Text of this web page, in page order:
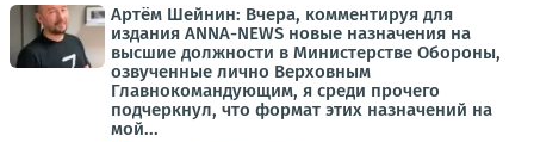
Артём Шейнин: Вчера, комментируя для
издания ANNA-NEWS новые назначения на
высшие должности в Министерстве Обороны,
озвученные лично Верховным
Главнокомандующим, я среди прочего
подчеркнул, что формат этих назначений на
мой...